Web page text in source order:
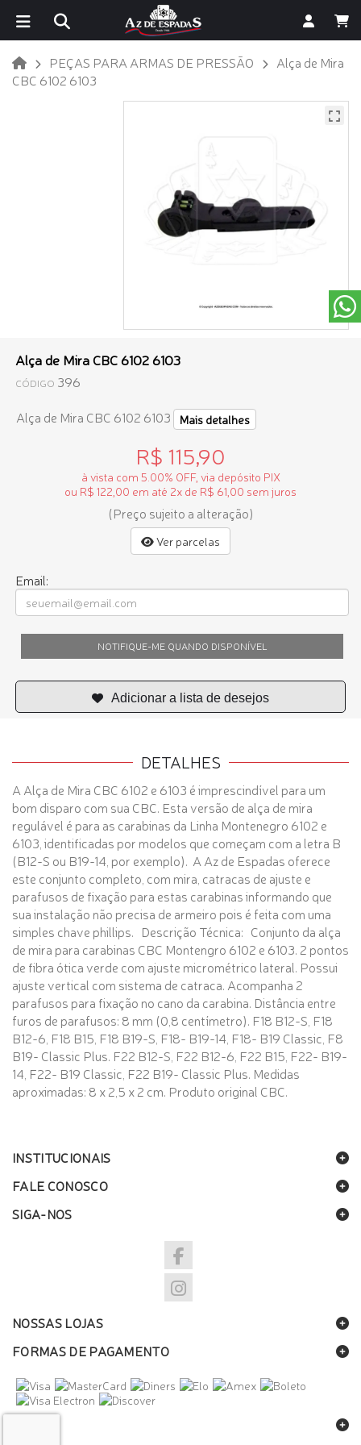
PEÇAS PARA ARMAS DE PRESSÃO
Alça de Mira
CBC 6102 6103
Alça de Mira CBC 6102 6103
CÓDIGO 396
Alça de Mira CBC 6102 6103
Mais detalhes
R$ 115,90
à vista com 5.00% OFF, via depósito PIX
ou R$ 122,00 em até 2x de R$ 61,00 sem juros
(Preço sujeito a alteração)
Ver parcelas
Email:
NOTIFIQUE-ME QUANDO DISPONÍVEL
DETALHES
A Alça de Mira CBC 6102 e 6103 é imprescindível para um
bom disparo com sua CBC. Esta versão de alça de mira
regulável é para as carabinas da Linha Montenegro 6102 e
6103, identificadas por modelos que começam com a letra B
(B12-S ou B19-14, por exemplo). A Az de Espadas oferece
este conjunto completo, com mira, catracas de ajuste e
parafusos de fixação para estas carabinas informando que
sua instalação não precisa de armeiro pois é feita com uma
simples chave phillips. Descrição Técnica: Conjunto da alça
de mira para carabinas CBC Montengro 6102 e 6103. 2 pontos
de fibra ótica verde com ajuste micrométrico lateral. Possui
ajuste vertical com sistema de catraca. Acompanha 2
parafusos para fixação no cano da carabina. Distância entre
furos de parafusos: 8 mm (0,8 centímetro). F18 B12-S, F18
B12-6, F18 B15, F18 B19-S, F18- B19-14, F18- B19 Classic, F8
B19- Classic Plus. F22 B12-S, F22 B12-6, F22 B15, F22- B19-
14, F22- B19 Classic, F22 B19- Classic Plus. Medidas
aproximadas: 8 x 2,5 x 2 cm. Produto original CBC.
INSTITUCIONAIS
FALE CONOSCO
SIGA-NOS
NOSSAS LOJAS
FORMAS DE PAGAMENTO